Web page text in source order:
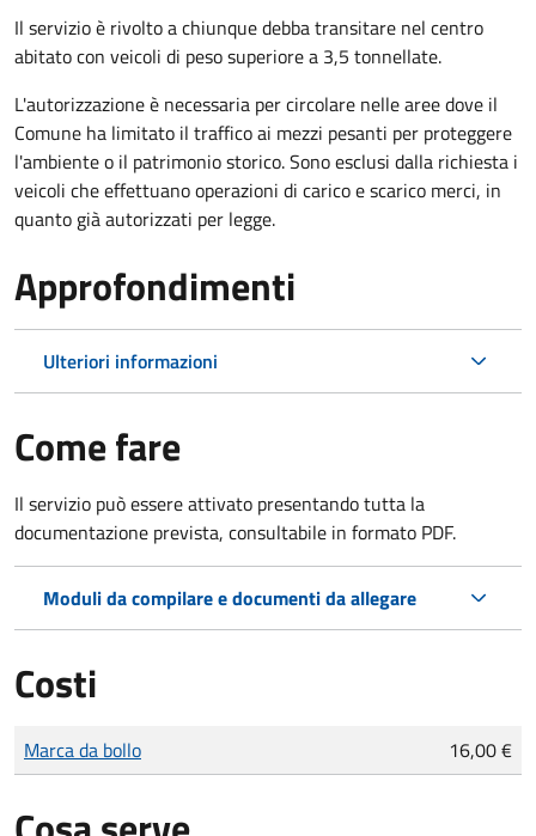
Il servizio è rivolto a chiunque debba transitare nel centro
abitato con veicoli di peso superiore a 3,5 tonnellate.
L'autorizzazione è necessaria per circolare nelle aree dove il
Comune ha limitato il traffico ai mezzi pesanti per proteggere
l'ambiente o il patrimonio storico. Sono esclusi dalla richiesta i
veicoli che effettuano operazioni di carico e scarico merci, in
quanto già autorizzati per legge.
Approfondimenti
Ulteriori informazioni
Come fare
Il servizio può essere attivato presentando tutta la
documentazione prevista, consultabile in formato PDF.
Moduli da compilare e documenti da allegare
Costi
Tipo di pagamento
Importo
Marca da bollo 16,00 €